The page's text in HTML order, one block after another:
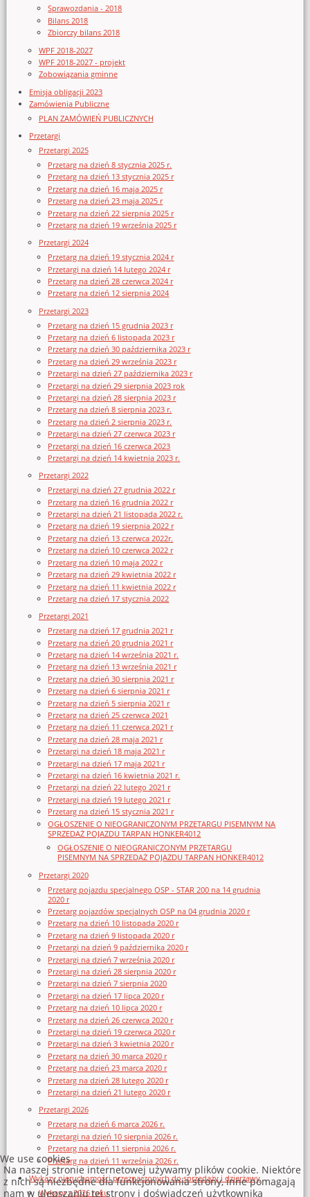
Sprawozdania - 2018
Bilans 2018
Zbiorczy bilans 2018
WPF 2018-2027
WPF 2018-2027 - projekt
Zobowiązania gminne
Emisja obligacji 2023
Zamówienia Publiczne
PLAN ZAMÓWIEŃ PUBLICZNYCH
Przetargi
Przetargi 2025
Przetarg na dzień 8 stycznia 2025 r.
Przetarg na dzień 13 stycznia 2025 r
Przetarg na dzień 16 maja 2025 r
Przetarg na dzień 23 maja 2025 r
Przetarg na dzień 22 sierpnia 2025 r
Przetarg na dzień 19 września 2025 r
Przetargi 2024
Przetarg na dzień 19 stycznia 2024 r
Przetargi na dzień 14 lutego 2024 r
Przetarg na dzień 28 czerwca 2024 r
Przetarg na dzień 12 sierpnia 2024
Przetargi 2023
Przetarg na dzień 15 grudnia 2023 r
Przetarg na dzień 6 listopada 2023 r
Przetarg na dzień 30 października 2023 r
Przetarg na dzień 29 września 2023 r
Przetargi na dzień 27 października 2023 r
Przetargi na dzień 29 sierpnia 2023 rok
Przetargi na dzień 28 sierpnia 2023 r
Przetarg na dzień 8 sierpnia 2023 r.
Przetarg na dzień 2 sierpnia 2023 r.
Przetargi na dzień 27 czerwca 2023 r
Przetargi na dzień 16 czerwca 2023
Przetargi na dzień 14 kwietnia 2023 r.
Przetargi 2022
Przetargi na dzień 27 grudnia 2022 r
Przetarg na dzień 16 grudnia 2022 r
Przetargi na dzień 21 listopada 2022 r.
Przetarg na dzień 19 sierpnia 2022 r
Przetarg na dzień 13 czerwca 2022r.
Przetarg na dzień 10 czerwca 2022 r
Przetarg na dzień 10 maja 2022 r
Przetarg na dzień 29 kwietnia 2022 r
Przetarg na dzień 11 kwietnia 2022 r
Przetarg na dzień 17 stycznia 2022
Przetargi 2021
Przetarg na dzień 17 grudnia 2021 r
Przetarg na dzień 20 grudnia 2021 r
Przetarg na dzień 14 września 2021 r.
Przetarg na dzień 13 września 2021 r
Przetarg na dzień 30 sierpnia 2021 r
Przetarg na dzień 6 sierpnia 2021 r
Przetarg na dzień 5 sierpnia 2021 r
Przetarg na dzień 25 czerwca 2021
Przetarg na dzień 11 czerwca 2021 r
Przetarg na dzień 28 maja 2021 r
Przetargi na dzień 18 maja 2021 r
Przetargi na dzień 17 maja 2021 r
Przetargi na dzień 16 kwietnia 2021 r.
Przetargi na dzień 22 lutego 2021 r
Przetargi na dzień 19 lutego 2021 r
Przetarg na dzień 15 stycznia 2021 r
OGŁOSZENIE O NIEOGRANICZONYM PRZETARGU PISEMNYM NA
SPRZEDAŻ POJAZDU TARPAN HONKER4012
OGŁOSZENIE O NIEOGRANICZONYM PRZETARGU
PISEMNYM NA SPRZEDAŻ POJAZDU TARPAN HONKER4012
Przetargi 2020
Przetarg pojazdu specjalnego OSP - STAR 200 na 14 grudnia
2020 r
Przetarg pojazdów specjalnych OSP na 04 grudnia 2020 r
Przetarg na dzień 10 listopada 2020 r
Przetarg na dzień 9 listopada 2020 r
Przetargi na dzień 9 października 2020 r
Przetargi na dzień 7 września 2020 r
Przetargi na dzień 28 sierpnia 2020 r
Przetargi na dzień 7 sierpnia 2020
Przetargi na dzień 17 lipca 2020 r
Przetarg na dzień 10 lipca 2020 r
Przetarg na dzień 26 czerwca 2020 r
Przetargi na dzień 19 czerwca 2020 r
Przetargi na dzień 3 kwietnia 2020 r
Przetarg na dzień 30 marca 2020 r
Przetarg na dzień 23 marca 2020 r
Przetarg na dzień 28 lutego 2020 r
Przetargi na dzień 21 lutego 2020 r
Przetargi 2026
Przetarg na dzień 6 marca 2026 r.
Przetargi na dzień 10 sierpnia 2026 r.
Przetarg na dzień 11 sierpnia 2026 r.
Przetarg na dzień 11 września 2026 r.
Wykazy nieruchomości przeznaczonych do sprzedaży i dzierżawy
Wykazy z 2026 roku
We use cookies
Na naszej stronie internetowej używamy plików cookie. Niektóre
z nich są niezbędne dla funkcjonowania strony, inne pomagają
nam w ulepszaniu tej strony i doświadczeń użytkownika